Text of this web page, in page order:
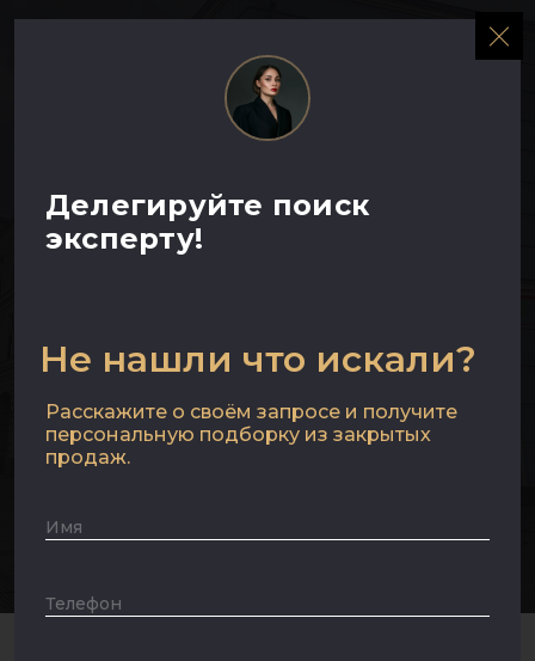
МЕНЮ
Аренда
помещения
свободного
назначения в ЖК
Делегируйте поиск
эксперту!
Не нашли что искали?
Расскажите о своём запросе и получите
персональную подборку из закрытых
продаж.
Имя
Телефон